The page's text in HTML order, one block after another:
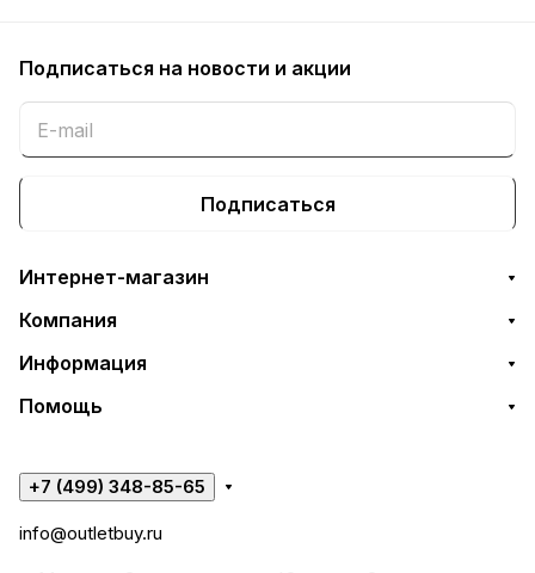
Подписаться на новости и акции
Подписаться
Интернет-магазин
Компания
Информация
Помощь
+7 (499) 348-85-65
info@outletbuy.ru